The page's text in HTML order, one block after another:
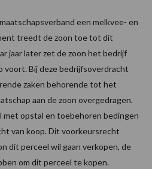
een melkvee- en
treedt de zoon toe tot dit
jaar later zet de zoon het bedrijf
voort. Bij deze bedrijfsoverdracht
zaken behorende tot het
aan de zoon overgedragen.
met opstal en toebehoren bedingen
van koop. Dit voorkeursrecht
dit perceel wil gaan verkopen, de
om dit perceel te kopen.